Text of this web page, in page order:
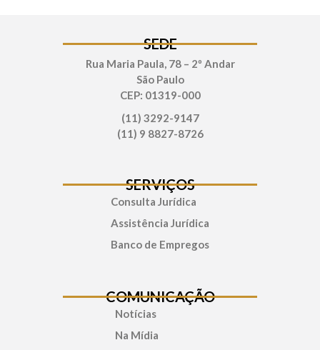
SEDE
Rua Maria Paula, 78 – 2º Andar
São Paulo
CEP: 01319-000
(11) 3292-9147
(11) 9 8827-8726
SERVIÇOS
Consulta Jurídica
Assistência Jurídica
Banco de Empregos
COMUNICAÇÃO
Notícias
Na Mídia